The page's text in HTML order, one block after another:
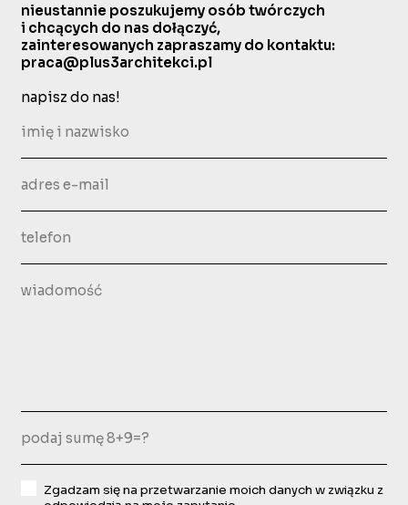
nieustannie poszukujemy osób twórczych
i chcących do nas dołączyć,
zainteresowanych zapraszamy do kontaktu:
praca@plus3architekci.pl
napisz do nas!
Zgadzam się na przetwarzanie moich danych w związku z